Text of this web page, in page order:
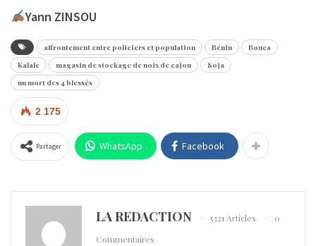
Yann ZINSOU
affrontement entre policiers et population Bénin
Bouca
Kalale
magasin de stockage de noix de cajou
Soja
un mort des 4 blessés
2 175
Partager WhatsApp Facebook
LA REDACTION 5321 Articles
0
Commentaires